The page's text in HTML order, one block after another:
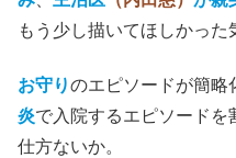
もう少し描いてほしかった
お守りのエピソードが簡略
炎で入院するエピソード
仕方ないか。